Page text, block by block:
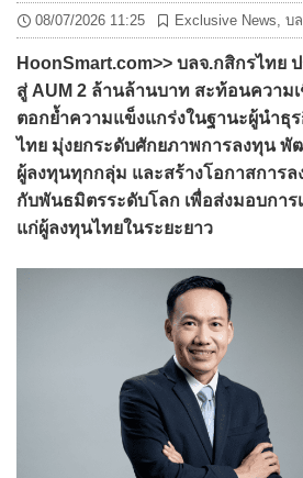
08/07/2026 11:25 Exclusive News บ
HoonSmart.com>> บลจ.กสิกรไทย
สู่ AUM 2 ล้านล้านบาท สะท้อนความ
ตอกย้ำความแข็งแกร่งในฐานะผู้นำธุ
ไทย มุ่งยกระดับศักยภาพการลงทุน
ผู้ลงทุนทุกกลุ่ม และสร้างโอกาสการ
กับพันธมิตรระดับโลก เพื่อส่งมอบกา
แก่ผู้ลงทุนไทยในระยะยาว